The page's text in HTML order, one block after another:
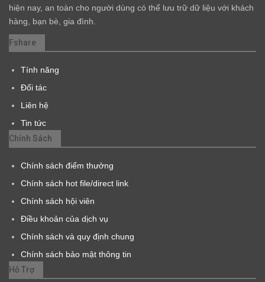
hiện nay, an toàn cho người dùng có thể lưu trữ dữ liệu với khách
hàng, bạn bè, gia đình.
Fshare
Tính năng
Đối tác
Liên hệ
Tin tức
Chính Sách
Chính sách điểm thưởng
Chính sách hot file/direct link
Chính sách hội viên
Điều khoản của dịch vụ
Chính sách và quy định chung
Chính sách bảo mật thông tin
Hỗ Trợ